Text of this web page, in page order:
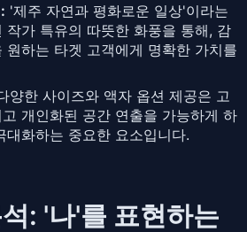
'제주 자연과 평화로운 일상'이라는
작가 특유의 따뜻한 화풍을 통해, 감
원하는 타겟 고객에게 명확한 가치를
양한 사이즈와 액자 옵션 제공은 고
개인화된 공간 연출을 가능하게 하
대화하는 중요한 요소입니다.
: '나'를 표현하는